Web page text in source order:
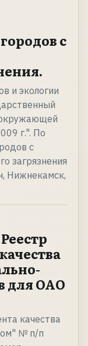
с
и экологии
г.". По
с
загрязнения
Нижнекамск,
для ОАО
качества
№ п/п